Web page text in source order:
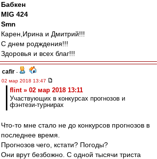
Бабкен
MIG 424
Smn
Карен,Ирина и Дмитрий!!!
С днем родждения!!!
Здоровья и всех благ!!!
cafir -
02 мар 2018 13:47
flint » 02 мар 2018 13:11
Участвующих в конкурсах прогнозов и
фэнтези-турнирах
Что-то мне стало не до конкурсов прогнозов в
последнее время.
Прогнозов чего, кстати? Погоды?
Они врут безбожно. С одной тысячи триста